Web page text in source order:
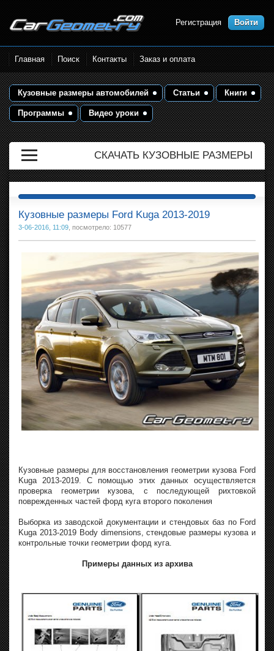
Размеры кузова автомобилей.
Контрольные точки и кузовные
размеры. Геометрия кузова
Регистрация Войти
Главная Поиск Контакты Заказ и оплата
Кузовные размеры автомобилей Статьи Книги
Программы Видео уроки
СКАЧАТЬ КУЗОВНЫЕ РАЗМЕРЫ
Кузовные размеры Ford Kuga 2013-2019
3-06-2016, 11:09 , посмотрело: 10577
Кузовные размеры для восстановления геометрии кузова Ford
Kuga 2013-2019. С помощью этих данных осуществляется
проверка геометрии кузова, с последующей рихтовкой
поврежденных частей форд куга второго поколения
Выборка из заводской документации и стендовых баз по Ford
Kuga 2013-2019 Body dimensions, стендовые размеры кузова и
контрольные точки геометрии форд куга.
Примеры данных из архива